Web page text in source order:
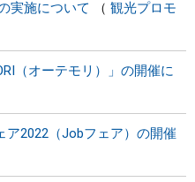
実施について
観光プロモ
（オーテモリ）」の開催に
ア2022（Jobフェア）の開催